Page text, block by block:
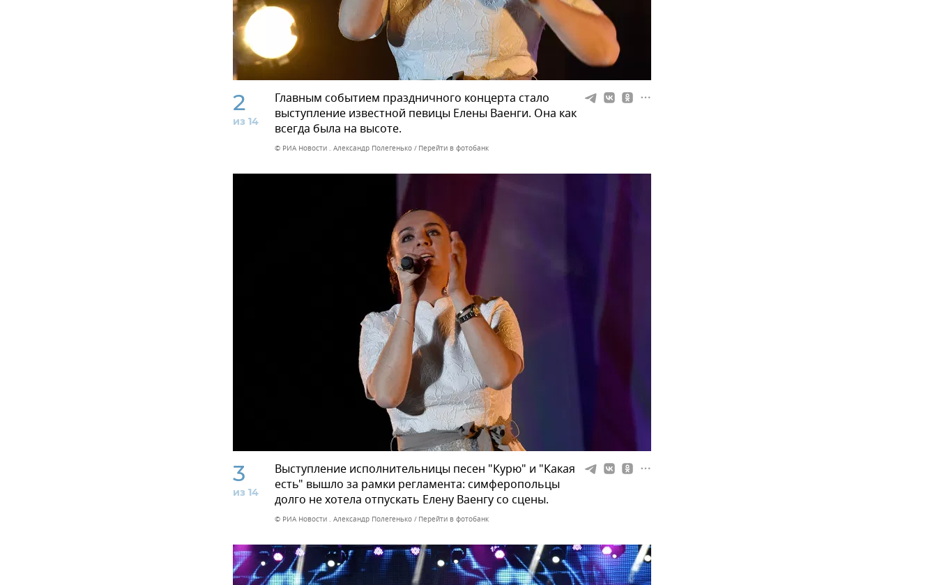
2
из 14
Главным событием праздничного концерта стало
выступление известной певицы Елены Ваенги. Она как
всегда была на высоте.
© РИА Новости . Александр Полегенько Перейти в фотобанк
3
из 14
Выступление исполнительницы песен "Курю" и "Какая
есть" вышло за рамки регламента: симферопольцы
долго не хотела отпускать Елену Ваенгу со сцены.
© РИА Новости . Александр Полегенько Перейти в фотобанк